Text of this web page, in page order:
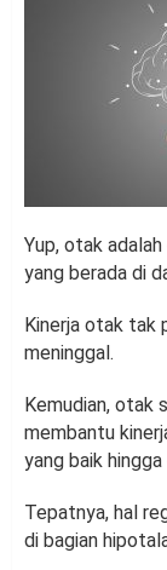
Yup, otak
yang berada di
Kinerja otak tak
meninggal.
Kemudian, otak
membantu
yang baik hingga
Tepatnya, hal
di bagian